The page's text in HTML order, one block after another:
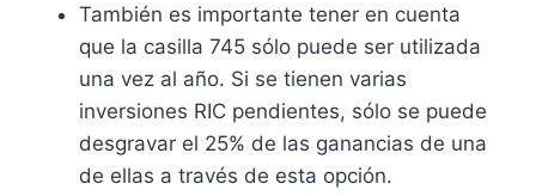
También es importante tener en cuenta
que la casilla 745 sólo puede ser utilizada
una vez al año. Si se tienen varias
inversiones RIC pendientes, sólo se puede
desgravar el 25% de las ganancias de una
de ellas a través de esta opción.